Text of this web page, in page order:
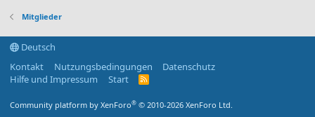
Mitglieder
Deutsch
Kontakt
Nutzungsbedingungen
Datenschutz
Hilfe und Impressum
Start
R
Community platform by XenForo® © 2010-2026 XenForo Ltd.